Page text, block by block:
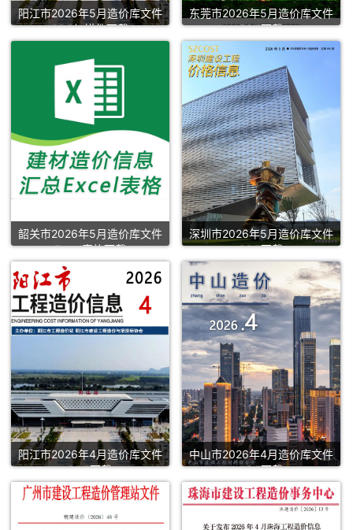
阳江市2026年5月造价库文件
PDF扫描件下载
东莞市2026年5月造价库文件
PDF下载
韶关市2026年5月造价库文件
Excel表格下载
深圳市2026年5月造价库文件
PDF下载
阳江市2026年4月造价库文件
PDF下载
中山市2026年4月造价库文件
PDF下载